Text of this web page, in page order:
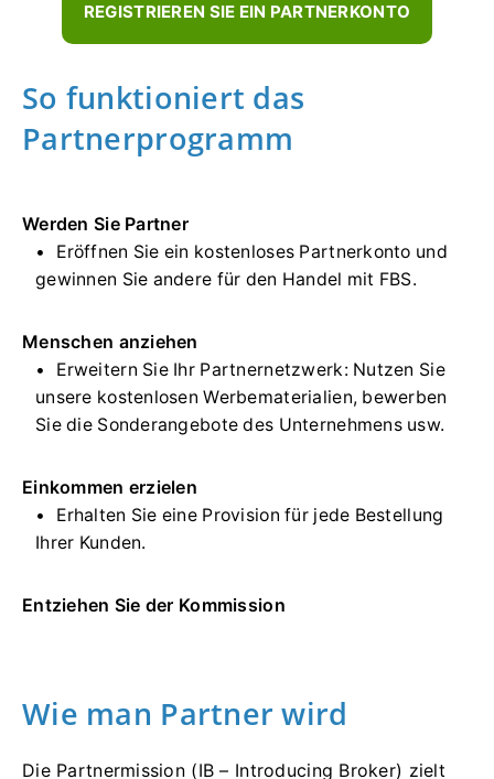
REGISTRIEREN SIE EIN PARTNERKONTO
So funktioniert das
Partnerprogramm
Werden Sie Partner
Eröffnen Sie ein kostenloses Partnerkonto und
gewinnen Sie andere für den Handel mit FBS.
Menschen anziehen
Erweitern Sie Ihr Partnernetzwerk: Nutzen Sie
unsere kostenlosen Werbematerialien, bewerben
Sie die Sonderangebote des Unternehmens usw.
Einkommen erzielen
Erhalten Sie eine Provision für jede Bestellung
Ihrer Kunden.
Entziehen Sie der Kommission
Wie man Partner wird
Die Partnermission (IB – Introducing Broker) zielt